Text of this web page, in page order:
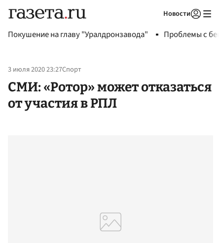
Новости
Покушение на главу "Уралдронзавода" Проблемы с
3 июля 2020 23:27Спорт
СМИ: «Ротор» может отказаться
от участия в РПЛ